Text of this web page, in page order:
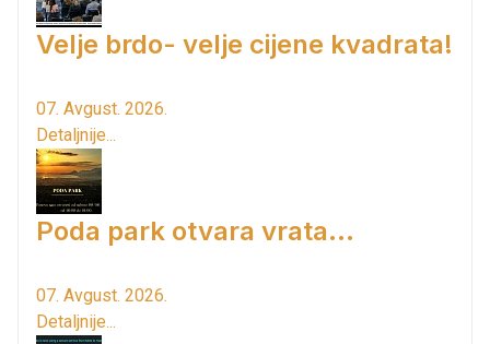
Velje brdo- velje cijene kvadrata!
07. Avgust. 2026.
Detaljnije...
Poda park otvara vrata...
07. Avgust. 2026.
Detaljnije...